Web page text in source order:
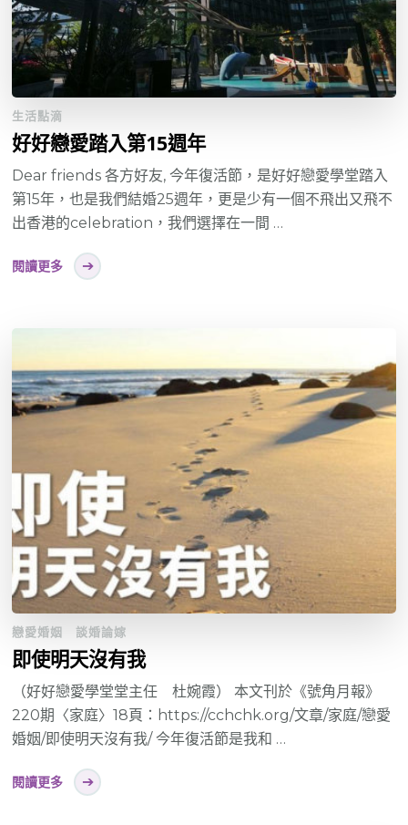
生活點滴
好好戀愛踏入第15週年
Dear friends 各方好友, 今年復活節，是好好戀愛學堂踏入
第15年，也是我們結婚25週年，更是少有一個不飛出又飛不
出香港的celebration，我們選擇在一間 …
閱讀更多
戀愛婚姻 談婚論嫁
即使明天沒有我
（好好戀愛學堂堂主任 杜婉霞） 本文刊於《號角月報》
220期〈家庭〉18頁：https://cchchk.org/文章/家庭/戀愛
婚姻/即使明天沒有我/ 今年復活節是我和 …
閱讀更多